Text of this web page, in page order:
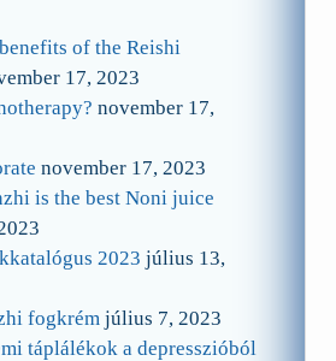
of the Reishi
17, 2023
november 17,
november 17, 2023
is the best Noni juice
2023 július 13,
fogkrém július 7, 2023
táplálékok a depresszióból